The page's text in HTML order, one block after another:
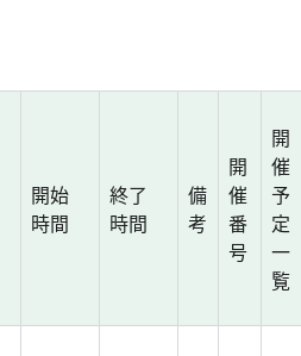
開始
時間
終了
時間
備
考
開
催
番
号
開
催
予
定
一
覧